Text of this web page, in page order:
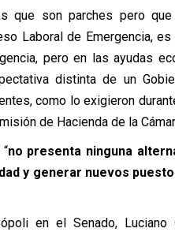
que son parches pero
Laboral de Emergencia,
pero en las ayudas
distinta de un
como lo exigieron
de Hacienda de la
no presenta ninguna
y generar nuevos
en el Senado, Luciano